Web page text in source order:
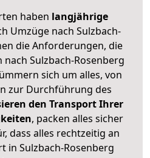
haben langjährige
Umzüge nach Sulzbach-
die Anforderungen, die
Sulzbach-Rosenberg
sich um alles, von
zur Durchführung des
den Transport Ihrer
, packen alles sicher
dass alles rechtzeitig an
in Sulzbach-Rosenberg